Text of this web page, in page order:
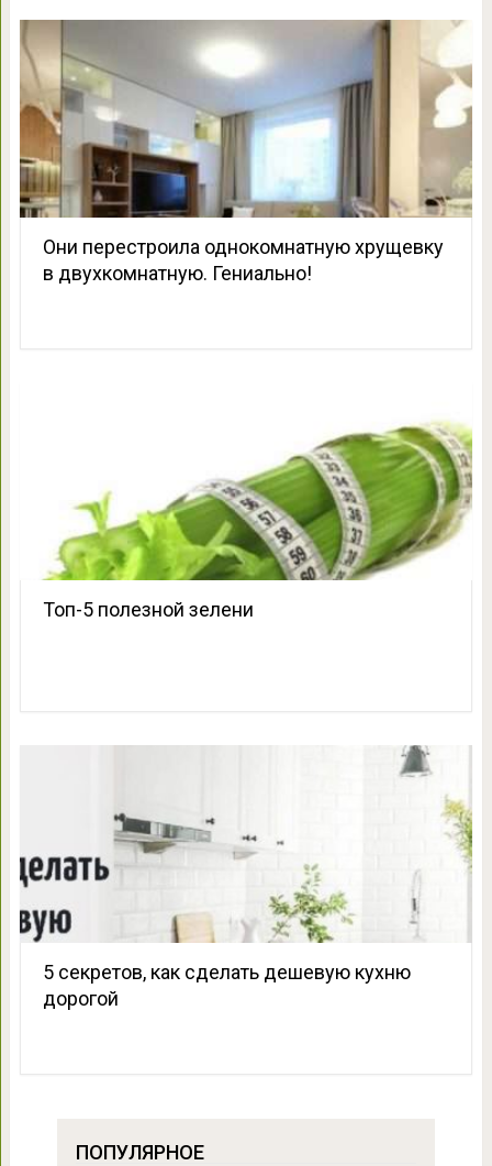
Они перестроила однокомнатную хрущевку
в двухкомнатную. Гениально!
Топ-5 полезной зелени
5 секретов, как сделать дешевую кухню
дорогой
ПОПУЛЯРНОЕ